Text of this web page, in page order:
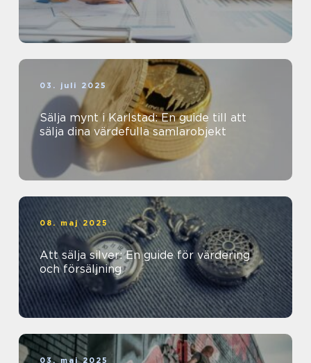
03. juli 2025
Sälja mynt i Karlstad: En guide till att
sälja dina värdefulla samlarobjekt
08. maj 2025
Att sälja silver: En guide för värdering
och försäljning
03. maj 2025